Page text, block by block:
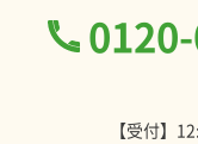
【受付】